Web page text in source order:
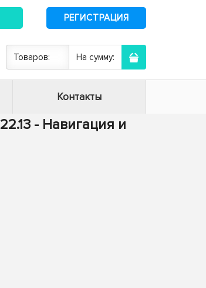
РЕГИСТРАЦИЯ
Товаров: На сумму:
Контакты
- Навигация и